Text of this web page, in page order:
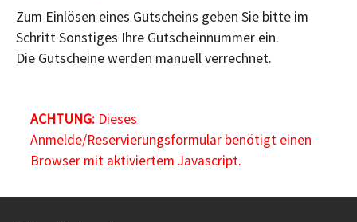
Zum Einlösen eines Gutscheins geben Sie bitte im
Schritt Sonstiges Ihre Gutscheinnummer ein.
Die Gutscheine werden manuell verrechnet.
ACHTUNG:Dieses
Anmelde/Reservierungsformular benötigt einen
Browser mit aktiviertem Javascript.